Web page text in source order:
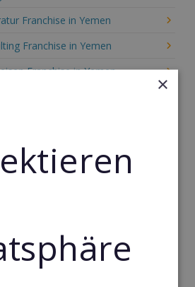
Franchise in Yemen
Franchise in Yemen
Franchise in Yemen
Franchise in Yemen
in Yemen
in Yemen
Franchise in Yemen
×